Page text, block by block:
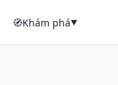
🧭Khám phá▼